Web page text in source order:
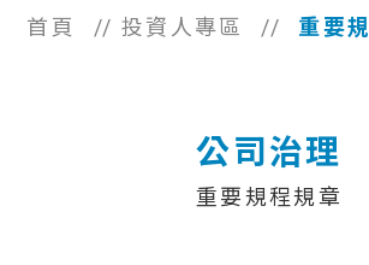
首頁 // 投資人專區 // 重要
公司治理
重要規程規章